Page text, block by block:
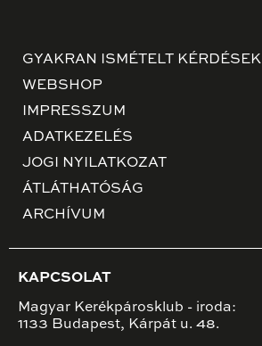
GYAKRAN ISMÉTELT KÉRDÉSEK
WEBSHOP
IMPRESSZUM
ADATKEZELÉS
JOGI NYILATKOZAT
ÁTLÁTHATÓSÁG
ARCHÍVUM
KAPCSOLAT
Magyar Kerékpárosklub - iroda:
1133 Budapest, Kárpát u. 48.